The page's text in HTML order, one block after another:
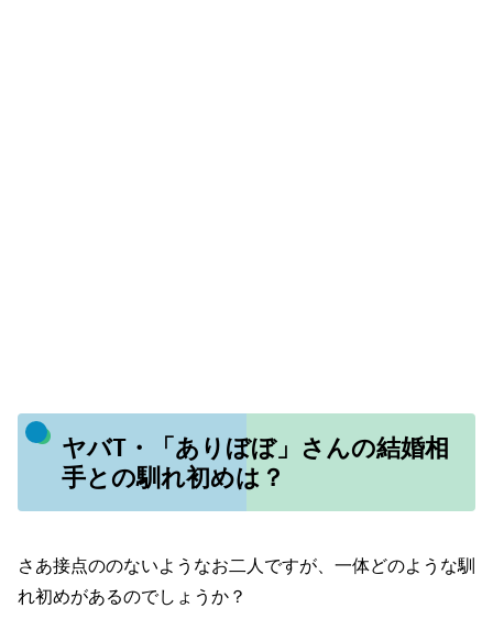
ヤバT・「ありぼぼ」さんの結婚相
手との馴れ初めは？
さあ接点ののないようなお二人ですが、一体どのような馴
れ初めがあるのでしょうか？